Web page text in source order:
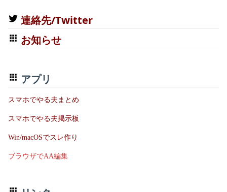
連絡先/Twitter
お知らせ
アプリ
スマホでやる夫まとめ
スマホでやる夫掲示板
Win/macOSでスレ作り
ブラウザでAA編集